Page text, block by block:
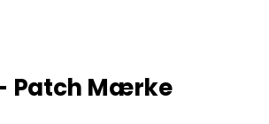
– Patch Mærke